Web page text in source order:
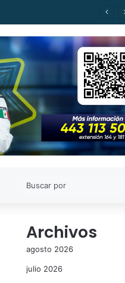
Archivos
agosto 2026
julio 2026